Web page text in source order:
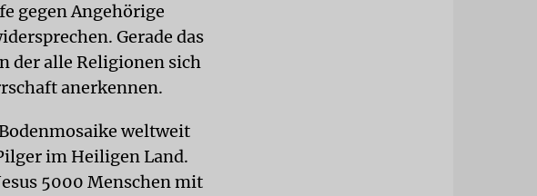
gegen Angehörige
Gerade das
der alle Religionen sich
anerkennen.
weltweit
im Heiligen Land.
5000 Menschen mit